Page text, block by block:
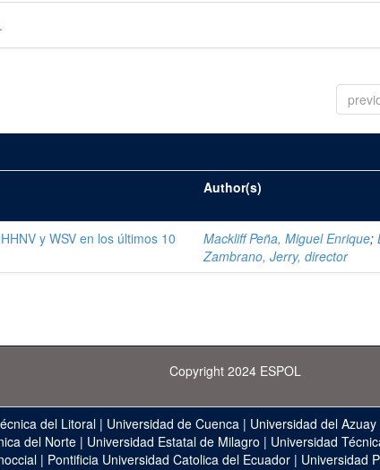
Author(s)
y WSV en los últimos 10
Mackliff Peña, Miguel Enrique;
Zambrano, Jerry, director
Copyright 2024 ESPOL
del Litoral | Universidad de Cuenca | Universidad del Azuay
del Norte| Universidad Estatal de Milagro | Universidad
| Pontificia Universidad Catolica del Ecuador| Universidad